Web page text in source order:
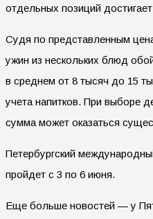
отдельных позиций
Судя по представленным
ужин из нескольких блюд
в среднем от 8 тысяч до 15
учета напитков. При выборе
сумма может оказаться
Петербургский
пройдет с 3 по 6 июня.
Еще больше новостей — у